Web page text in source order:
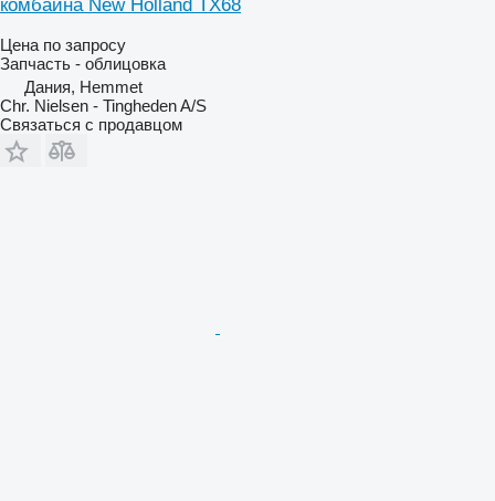
комбайна New Holland TX68
Цена по запросу
Запчасть - облицовка
Дания, Hemmet
Chr. Nielsen - Tingheden A/S
Связаться с продавцом